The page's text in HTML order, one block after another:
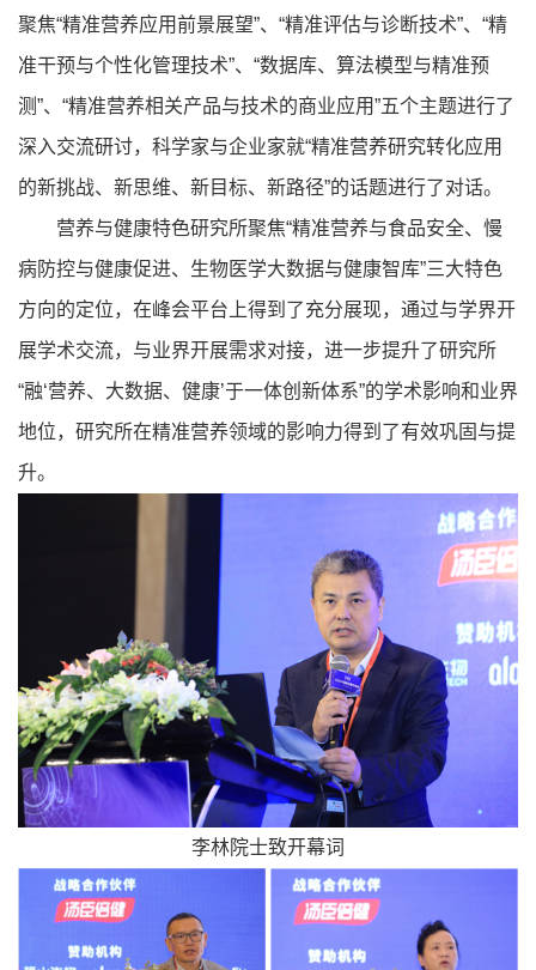
聚焦“精准营养应用前景展望”、“精准评估与诊断技术”、“精
准干预与个性化管理技术”、“数据库、算法模型与精准预
测”、“精准营养相关产品与技术的商业应用”五个主题进行了
深入交流研讨，科学家与企业家就“精准营养研究转化应用
的新挑战、新思维、新目标、新路径”的话题进行了对话。
营养与健康特色研究所聚焦“精准营养与食品安全、慢
病防控与健康促进、生物医学大数据与健康智库”三大特色
方向的定位，在峰会平台上得到了充分展现，通过与学界开
展学术交流，与业界开展需求对接，进一步提升了研究所
“融‘营养、大数据、健康’于一体创新体系”的学术影响和业界
地位，研究所在精准营养领域的影响力得到了有效巩固与提
升。
李林院士致开幕词